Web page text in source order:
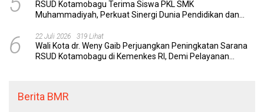
RSUD Kotamobagu Terima Siswa PKL SMK
Muhammadiyah, Perkuat Sinergi Dunia Pendidikan dan
6 22 Juli 2026 319 Lihat
Wali Kota dr. Weny Gaib Perjuangkan Peningkatan Sarana
RSUD Kotamobagu di Kemenkes RI, Demi Pelayanan
Berita BMR